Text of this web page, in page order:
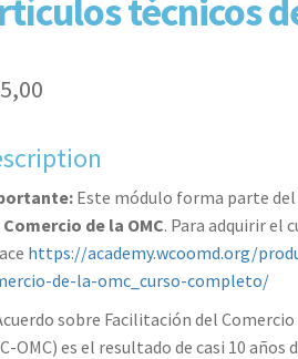
técnicos
Este módulo forma parte del
de la OMC. Para adquirir el
https://academy.wcoomd.org/
de-la-omc_curso-completo/
sobre Facilitación del
OMC) es el resultado de casi 10